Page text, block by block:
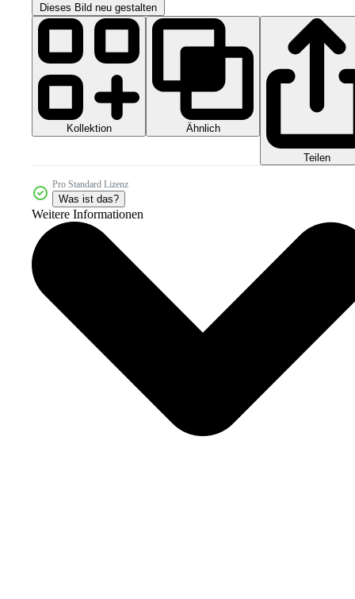
Dieses Bild neu gestalten
Kollektion Ähnlich
Teilen
Pro Standard Lizenz
Was ist das?
Weitere Informationen